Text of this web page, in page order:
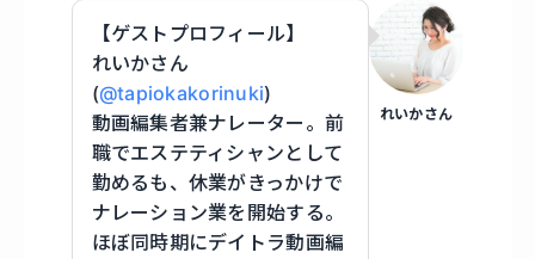
れいかさん
【ゲストプロフィール】
れいかさん
(@tapiokakorinuki)
動画編集者兼ナレーター。前
職でエステティシャンとして
勤めるも、休業がきっかけで
ナレーション業を開始する。
ほぼ同時期にデイトラ動画編